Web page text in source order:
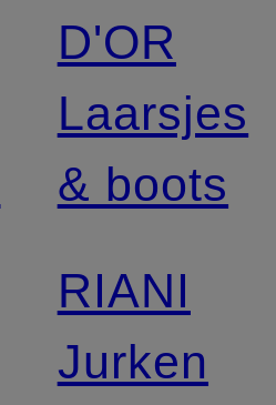
D'OR
Laarsjes
& boots
RIANI
Jurken